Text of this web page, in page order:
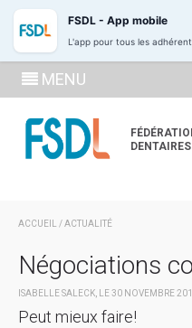
MENU
ACCUEIL /ACTUALITÉ
Négociations
ISABELLE SALECK, LE 30 NOVEMBRE
Peut mieux faire!
FSDL - App mobile
L'app pour tous les